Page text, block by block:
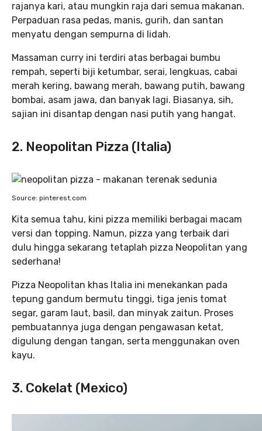
rajanya kari, atau mungkin raja dari semua makanan.
Perpaduan rasa pedas, manis, gurih, dan santan
menyatu dengan sempurna di lidah.
Massaman curry ini terdiri atas berbagai bumbu
rempah, seperti biji ketumbar, serai, lengkuas, cabai
merah kering, bawang merah, bawang putih, bawang
bombai, asam jawa, dan banyak lagi. Biasanya, sih,
sajian ini disantap dengan nasi putih yang hangat.
2. Neopolitan Pizza (Italia)
Source: pinterest.com
Kita semua tahu, kini pizza memiliki berbagai macam
versi dan topping. Namun, pizza yang terbaik dari
dulu hingga sekarang tetaplah pizza Neopolitan yang
sederhana!
Pizza Neopolitan khas Italia ini menekankan pada
tepung gandum bermutu tinggi, tiga jenis tomat
segar, garam laut, basil, dan minyak zaitun. Proses
pembuatannya juga dengan pengawasan ketat,
digulung dengan tangan, serta menggunakan oven
kayu.
3. Cokelat (Mexico)